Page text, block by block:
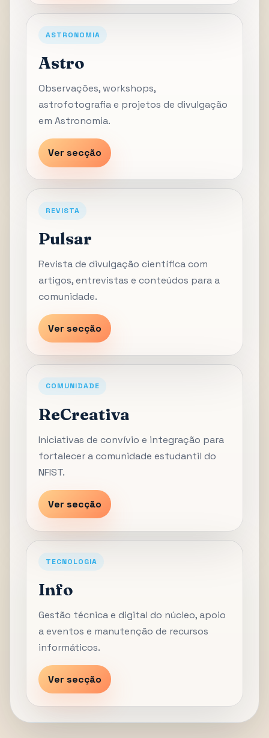
ASTRONOMIA
Astro
Observações, workshops,
astrofotografia e projetos de divulgação
em Astronomia.
Ver secção
REVISTA
Pulsar
Revista de divulgação científica com
artigos, entrevistas e conteúdos para a
comunidade.
Ver secção
COMUNIDADE
ReCreativa
Iniciativas de convívio e integração para
fortalecer a comunidade estudantil do
NFIST.
Ver secção
TECNOLOGIA
Info
Gestão técnica e digital do núcleo, apoio
a eventos e manutenção de recursos
informáticos.
Ver secção